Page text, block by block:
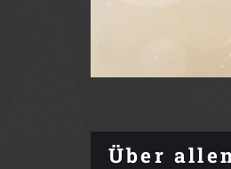
Über